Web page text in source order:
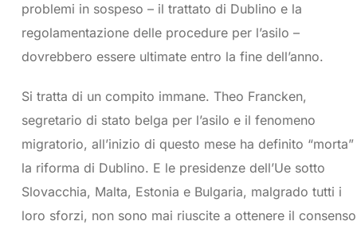
problemi in sospeso – il trattato di Dublino e la
regolamentazione delle procedure per l’asilo –
dovrebbero essere ultimate entro la fine dell’anno.
Si tratta di un compito immane. Theo Francken,
segretario di stato belga per l’asilo e il fenomeno
migratorio, all’inizio di questo mese ha definito “morta”
la riforma di Dublino. E le presidenze dell’Ue sotto
Slovacchia, Malta, Estonia e Bulgaria, malgrado tutti i
loro sforzi, non sono mai riuscite a ottenere il consenso